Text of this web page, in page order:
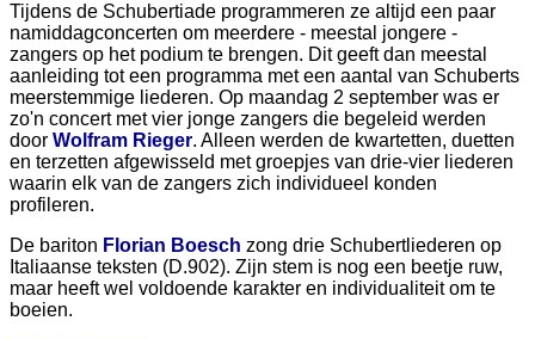
Tijdens de Schubertiade programmeren ze altijd een paar
namiddagconcerten om meerdere - meestal jongere -
zangers op het podium te brengen. Dit geeft dan meestal
aanleiding tot een programma met een aantal van Schuberts
meerstemmige liederen. Op maandag 2 september was er
zo'n concert met vier jonge zangers die begeleid werden
door Wolfram Rieger. Alleen werden de kwartetten, duetten
en terzetten afgewisseld met groepjes van drie-vier liederen
waarin elk van de zangers zich individueel konden
profileren.
De bariton Florian Boesch zong drie Schubertliederen op
Italiaanse teksten (D.902). Zijn stem is nog een beetje ruw,
maar heeft wel voldoende karakter en individualiteit om te
boeien.